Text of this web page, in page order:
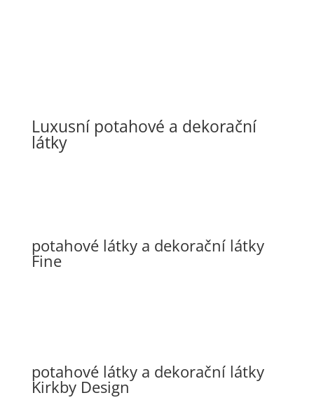
Luxusní potahové a dekorační
látky
potahové látky a dekorační látky
Fine
potahové látky a dekorační látky
Kirkby Design